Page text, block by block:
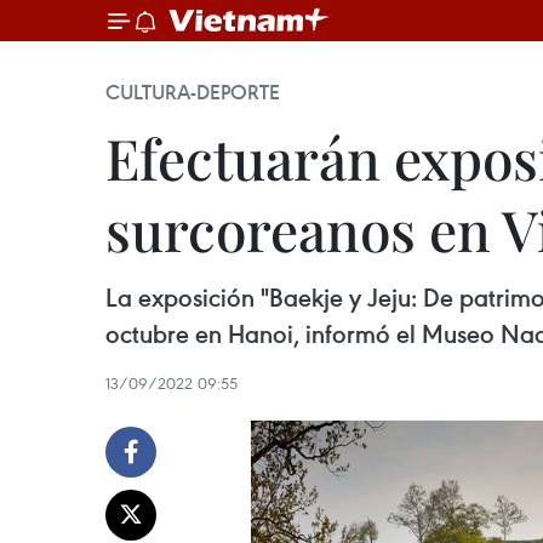
CULTURA-DEPORTE
Efectuarán
surcoreanos en
La exposición "Baekje y Jeju: De
octubre en Hanoi, informó el Museo
13/09/2022 09:55